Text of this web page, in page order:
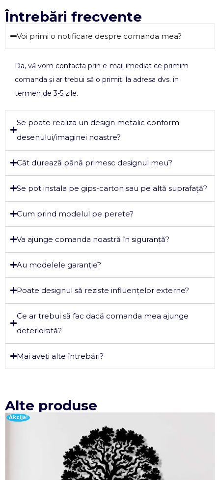
Întrebări frecvente
Voi primi o notificare despre comanda mea?
Da, vă vom contacta prin e-mail imediat ce primim
comanda și ar trebui să o primiți la adresa dvs. în
termen de 3-5 zile.
Se poate realiza un design metalic conform
desenului/imaginei noastre?
Cât durează până primesc designul meu?
Se pot instala pe gips-carton sau pe altă suprafață?
Cum prind modelul pe perete?
Va ajunge comanda noastră în siguranță?
Au modelele garanție?
Poate designul să reziste influențelor externe?
Ce ar trebui să fac dacă comanda mea ajunge
deteriorată?
Mai aveți alte întrebări?
Alte produse
Akcija!